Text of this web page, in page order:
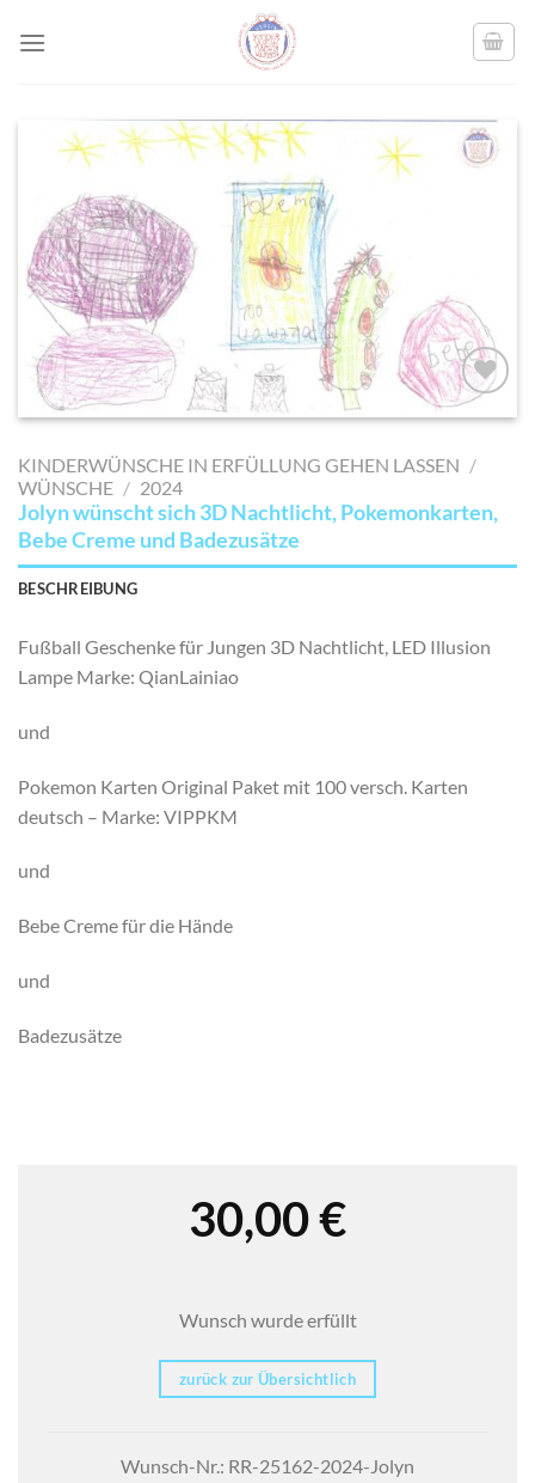
AUF MEINE
SETZEN
KINDERWÜNSCHE IN ERFÜLLUNG GEHEN LASSEN /
WÜNSCHE / 2024
Jolyn wünscht sich 3D Nachtlicht, Pokemonkarten,
Bebe Creme und Badezusätze
BESCHREIBUNG
Fußball Geschenke für Jungen 3D Nachtlicht, LED Illusion
Lampe Marke: QianLainiao
und
Pokemon Karten Original Paket mit 100 versch. Karten
deutsch – Marke: VIPPKM
und
Bebe Creme für die Hände
und
Badezusätze
30,00€
Wunsch wurde erfüllt
zurück zur Übersichtlich
Wunsch-Nr.: RR-25162-2024-Jolyn